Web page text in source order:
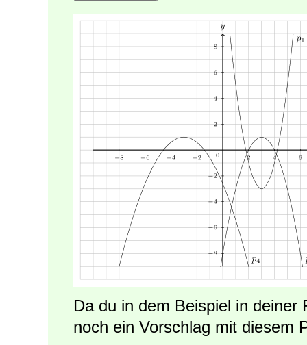
Da du in dem Beispiel in deiner
noch ein Vorschlag mit diesem